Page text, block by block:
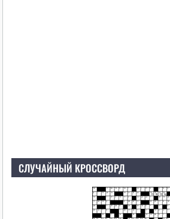
СЛУЧАЙНЫЙ КРОССВОРД